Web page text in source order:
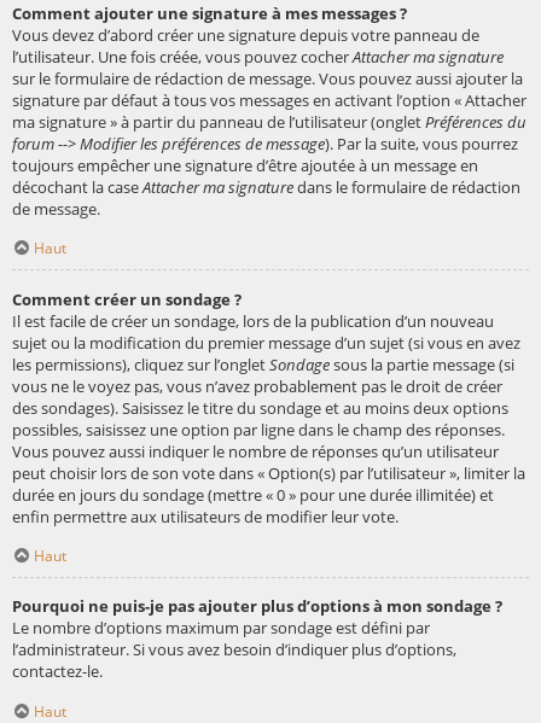
Comment ajouter une signature à mes messages ?
Vous devez d’abord créer une signature depuis votre panneau de
l’utilisateur. Une fois créée, vous pouvez cocherAttacher ma signature
sur le formulaire de rédaction de message. Vous pouvez aussi ajouter la
signature par défaut à tous vos messages en activant l’option « Attacher
ma signature » à partir du panneau de l’utilisateur (ongletPréférences du
forum --> Modifier les préférences de message). Par la suite, vous pourrez
toujours empêcher une signature d’être ajoutée à un message en
décochant la caseAttacher ma signaturedans le formulaire de rédaction
de message.
Haut
Comment créer un sondage ?
Il est facile de créer un sondage, lors de la publication d’un nouveau
sujet ou la modification du premier message d’un sujet (si vous en avez
les permissions), cliquez sur l’ongletSondagesous la partie message (si
vous ne le voyez pas, vous n’avez probablement pas le droit de créer
des sondages). Saisissez le titre du sondage et au moins deux options
possibles, saisissez une option par ligne dans le champ des réponses.
Vous pouvez aussi indiquer le nombre de réponses qu’un utilisateur
peut choisir lors de son vote dans « Option(s) par l’utilisateur », limiter la
durée en jours du sondage (mettre « 0 » pour une durée illimitée) et
enfin permettre aux utilisateurs de modifier leur vote.
Haut
Pourquoi ne puis-je pas ajouter plus d’options à mon sondage ?
Le nombre d’options maximum par sondage est défini par
l’administrateur. Si vous avez besoin d’indiquer plus d’options,
contactez-le.
Haut